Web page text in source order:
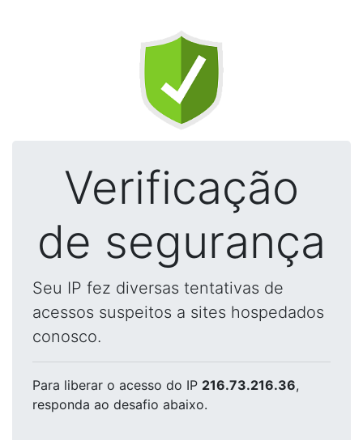
Verificação
de segurança
Seu IP fez diversas tentativas de
acessos suspeitos a sites hospedados
conosco.
Para liberar o acesso do IP 216.73.216.36,
responda ao desafio abaixo.